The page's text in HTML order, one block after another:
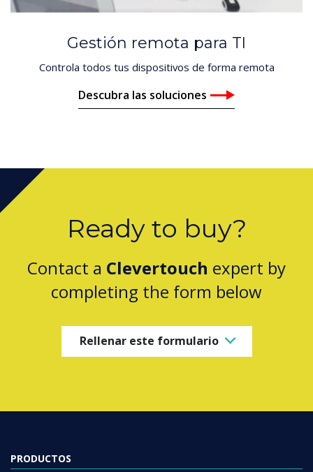
Gestión remota para TI
Controla todos tus dispositivos de forma remota
Descubra las soluciones
Ready to buy?
Contact a Clevertouch expert by
completing the form below
Rellenar este formulario
PRODUCTOS